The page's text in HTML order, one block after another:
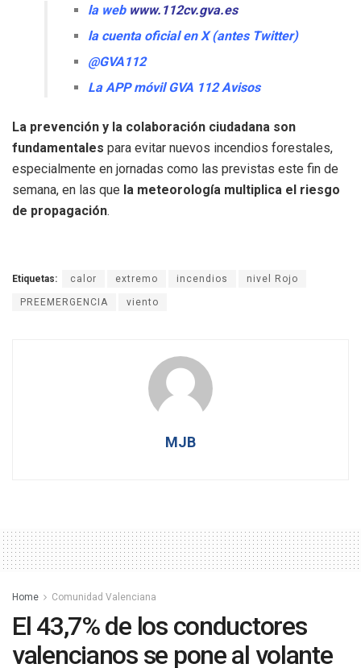
la web www.112cv.gva.es
la cuenta oficial en X (antes Twitter)
@GVA112
La APP móvil GVA 112 Avisos
La prevención y la colaboración ciudadana son
fundamentales para evitar nuevos incendios forestales,
especialmente en jornadas como las previstas este fin de
semana, en las que la meteorología multiplica el riesgo
de propagación.
Etiquetas: calor extremo incendios nivel Rojo
PREEMERGENCIA viento
MJB
Home Comunidad Valenciana
El 43,7% de los conductores
valencianos se pone al volante